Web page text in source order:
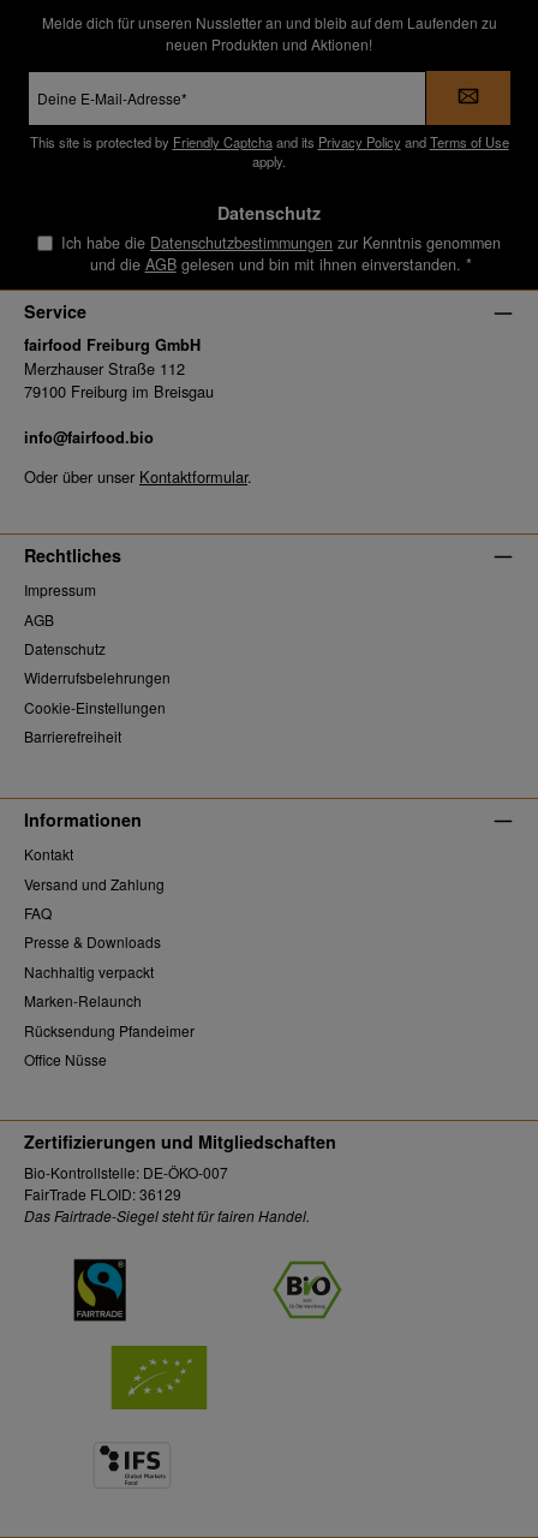
Melde dich für unseren Nussletter an und bleib auf dem Laufenden zu
neuen Produkten und Aktionen!
Mail-
*This site is protected by Friendly Captchaand its Privacy Policy andTerms of Use
apply.
Datenschutz
Ich habe die Datenschutzbestimmungen zur Kenntnis genommen
und die AGBgelesen und bin mit ihnen einverstanden. *
Service
fairfood Freiburg GmbH
Merzhauser Straße 112
79100 Freiburg im Breisgau
info@fairfood.bio
Oder über unser Kontaktformular.
Rechtliches
Impressum
AGB
Datenschutz
Widerrufsbelehrungen
Cookie-Einstellungen
Barrierefreiheit
Informationen
Kontakt
Versand und Zahlung
FAQ
Presse & Downloads
Nachhaltig verpackt
Marken-Relaunch
Rücksendung Pfandeimer
Office Nüsse
Zertifizierungen und Mitgliedschaften
Bio-Kontrollstelle: DE-ÖKO-007
FairTrade FLOID: 36129
Das Fairtrade-Siegel steht für fairen Handel.